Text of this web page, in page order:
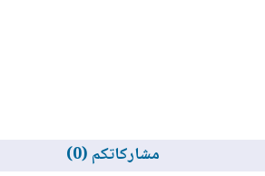
مشاركاتكم (0)